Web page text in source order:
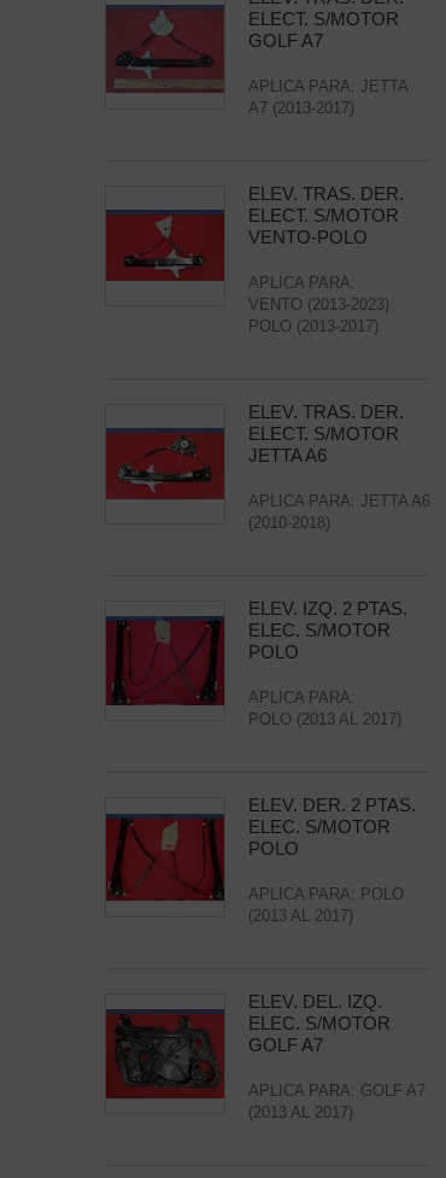
ELECT. S/MOTOR
GOLF A7
APLICA PARA: JETTA
A7 (2013-2017)
ELEV. TRAS. DER.
ELECT. S/MOTOR
VENTO-POLO
APLICA PARA:
VENTO (2013-2023)
POLO (2013-2017)
ELEV. TRAS. DER.
ELECT. S/MOTOR
JETTA A6
APLICA PARA: JETTA A6
(2010-2018)
ELEV. IZQ. 2 PTAS.
ELEC. S/MOTOR
POLO
APLICA PARA:
POLO (2013 AL 2017)
ELEV. DER. 2 PTAS.
ELEC. S/MOTOR
POLO
APLICA PARA: POLO
(2013 AL 2017)
ELEV. DEL. IZQ.
ELEC. S/MOTOR
GOLF A7
APLICA PARA: GOLF A7
(2013 AL 2017)